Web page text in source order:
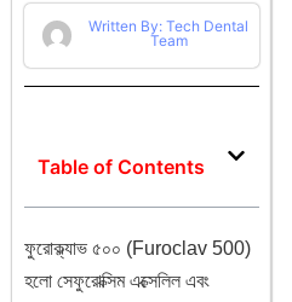
Written By: Tech Dental
Team
Table of Contents
ফুরোক্ল্যাভ ৫০০ (Furoclav 500)
হলো সেফুরোক্সিম এক্সেলিল এবং